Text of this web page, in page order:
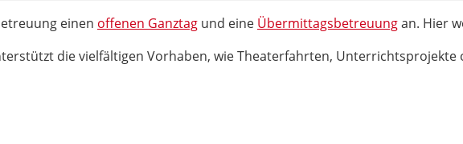
einen offenen Ganztag und eine Übermittagsbetreuungan. Hier
die vielfältigen Vorhaben, wie Theaterfahrten, Unterrichtsprojekte